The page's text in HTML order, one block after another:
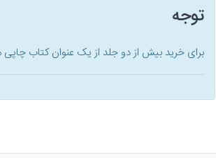
توجه
برای خرید بیش از دو جلد از یک عنوان کتاب‌